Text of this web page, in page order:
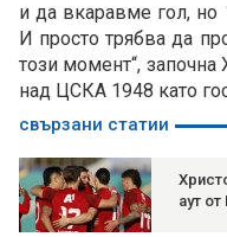
и да вкаравме гол, но
И просто трябва да
този момент“,
над ЦСКА 1948 като
свързани статии
аут